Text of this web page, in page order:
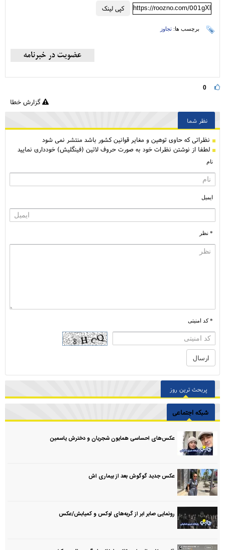
کپی لینک https://roozno.com/001gXl
برچسب ها: تجاوز
0
گزارش خطا
نظر شما
نظراتی كه حاوی توهین و مغایر قوانین کشور باشد منتشر نمی شود
لطفا از نوشتن نظرات خود به صورت حروف لاتین (فینگلیش) خودداری نمایید
نام
ایمیل
* نظر
* کد امنیتی
پربحث ترین روز
شبکه اجتماعی
عکس‌های احساسی همایون شجریان و دخترش یاسمین
عکس جدید گوگوش بعد از بیماری اش
رونمایی صابر ابر از گربه‌های لوکس و کمیابش/عکس